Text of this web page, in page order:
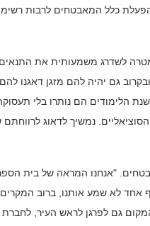
הפעלת כלל המאבטחים לרבות
לשדרג משמעותית את
גם יהיה להם מזגן דאגנו
הלימודים הם נותרו בלי
נמשיך לדאוג
"אנחנו המראה של בית
אחד לא שמע אותנו, ברוב
המקום גם לפרגן לראש העיר,